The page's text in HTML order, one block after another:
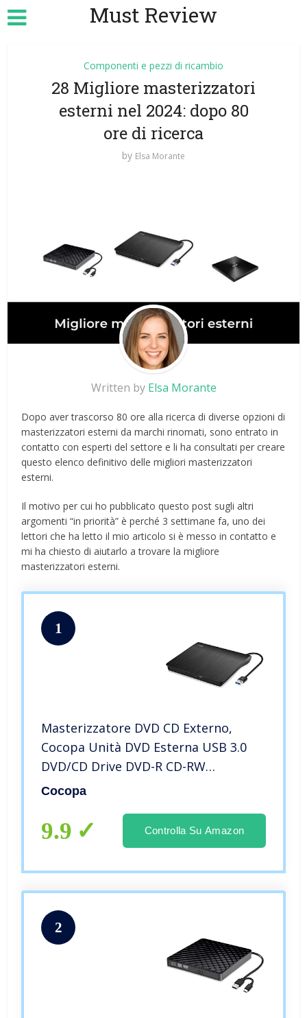
Must Review
Componenti e pezzi di ricambio
28 Migliore masterizzatori
esterni nel 2024: dopo 80
ore di ricerca
by Elsa Morante
Written by Elsa Morante
Dopo aver trascorso 80 ore alla ricerca di diverse opzioni di
masterizzatori esterni da marchi rinomati, sono entrato in
contatto con esperti del settore e li ha consultati per creare
questo elenco definitivo delle migliori masterizzatori
esterni.
Il motivo per cui ho pubblicato questo post sugli altri
argomenti “in priorità” è perché 3 settimane fa, uno dei
lettori che ha letto il mio articolo si è messo in contatto e
mi ha chiesto di aiutarlo a trovare la migliore
masterizzatori esterni.
1
Masterizzatore DVD CD Externo,
Cocopa Unità DVD Esterna USB 3.0
DVD/CD Drive DVD-R CD-RW
Dispositivo Lettore di Schede
Windows 98/ME/ 2000/XP/Vista/7/8/10
Cocopa
9.9 Controlla Su Amazon
2